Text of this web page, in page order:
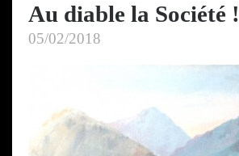
Au diable la Société !
05/02/2018